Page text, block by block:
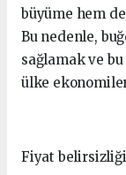
büyüme hem
Bu nedenle,
sağlamak ve bu
ülke
Fiyat